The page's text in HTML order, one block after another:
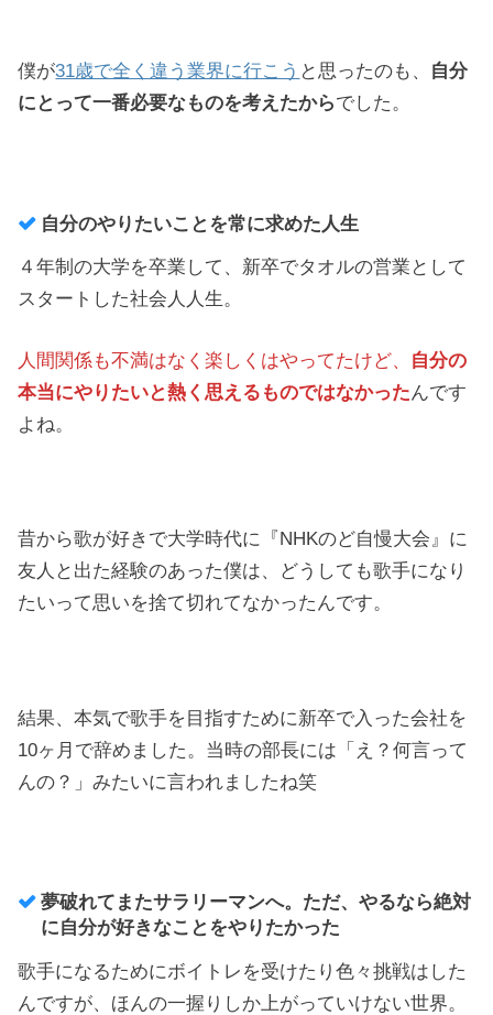
僕が31歳で全く違う業界に行こう と思ったのも、 自分
にとって一番必要なものを考えたからでした。
自分のやりたいことを常に求めた人生
４年制の大学を卒業して、新卒でタオルの営業として
スタートした社会人人生。
人間関係も不満はなく楽しくはやってたけど、 自分の
本当にやりたいと熱く思えるものではなかったんです
よね。
昔から歌が好きで大学時代に『NHKのど自慢大会』に
友人と出た経験のあった僕は、どうしても歌手になり
たいって思いを捨て切れてなかったんです。
結果、本気で歌手を目指すために新卒で入った会社を
10ヶ月で辞めました。当時の部長には「え？何言って
んの？」みたいに言われましたね笑
夢破れてまたサラリーマンへ。ただ、やるなら絶対
に自分が好きなことをやりたかった
歌手になるためにボイトレを受けたり色々挑戦はした
んですが、ほんの一握りしか上がっていけない世界。